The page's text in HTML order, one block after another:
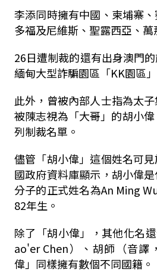
李添同時擁有中國、柬埔寨
多福及尼維斯、聖露西亞、萬
26日遭制裁的還有出身澳門
緬甸大型詐騙園區「KK園區
此外，曾被內部人士指為太
被陳志視為「大哥」的胡小
列制裁名單。
儘管「胡小偉」這個姓名可
國政府資料庫顯示，胡小偉
分子的正式姓名為An Ming
82年生。
除了「胡小偉」，其他化名
ao'er Chen）、胡師（音譯
偉」同樣擁有數個不同國籍。